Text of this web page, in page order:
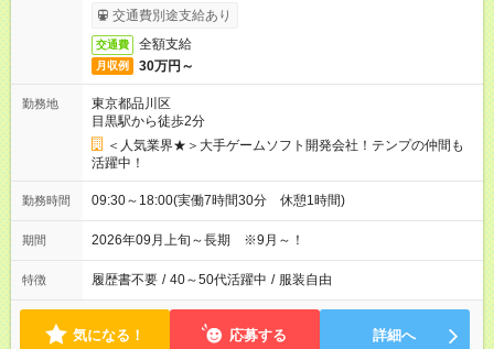
交通費別途支給あり
交通費 全額支給
月収例 30万円～
勤務地
東京都品川区
目黒駅から徒歩2分
＜人気業界★＞大手ゲームソフト開発会社！テンプの仲間も
活躍中！
勤務時間 09:30～18:00(実働7時間30分 休憩1時間)
期間 2026年09月上旬～長期 ※9月～！
特徴 履歴書不要 / 40～50代活躍中 / 服装自由
気になる！ 応募する 詳細へ